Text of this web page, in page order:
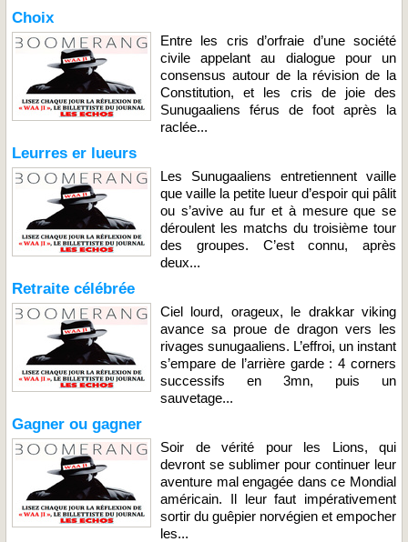
Choix
Entre les cris d’orfraie d’une société
civile appelant au dialogue pour un
consensus autour de la révision de la
Constitution, et les cris de joie des
Sunugaaliens férus de foot après la
raclée...
Leurres er lueurs
Les Sunugaaliens entretiennent vaille
que vaille la petite lueur d’espoir qui pâlit
ou s’avive au fur et à mesure que se
déroulent les matchs du troisième tour
des groupes. C’est connu, après
deux...
Retraite célébrée
Ciel lourd, orageux, le drakkar viking
avance sa proue de dragon vers les
rivages sunugaaliens. L’effroi, un instant
s’empare de l’arrière garde : 4 corners
successifs en 3mn, puis un
sauvetage...
Gagner ou gagner
Soir de vérité pour les Lions, qui
devront se sublimer pour continuer leur
aventure mal engagée dans ce Mondial
américain. Il leur faut impérativement
sortir du guêpier norvégien et empocher
les...